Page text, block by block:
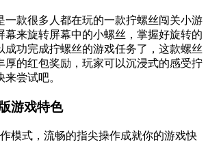
一款很多人都在玩的一款拧螺丝闯关小游
幕来旋转屏幕中的小螺丝，掌握好旋转的
成功完成拧螺丝的游戏任务了，这款螺丝
厚的红包奖励，玩家可以沉浸式的感受拧
尝试吧。
游戏特色
模式，流畅的指尖操作成就你的游戏快